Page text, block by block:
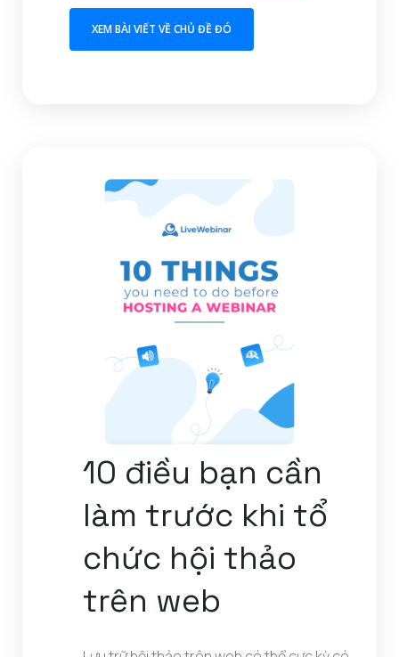
XEM BÀI VIẾT VỀ CHỦ ĐỀ ĐÓ
10 điều bạn cần
làm trước khi tổ
chức hội thảo
trên web